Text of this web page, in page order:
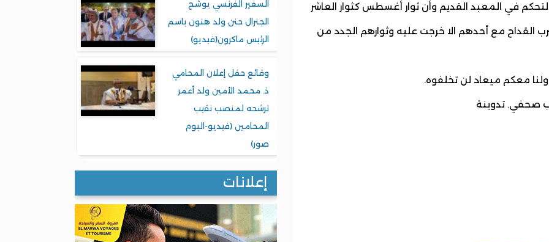
في المعبد القديم وأن ثوار أغسطس كثوار العاشر
القداح مع أحدهم الا خرجت عليه وثوارهم الجدد من
ولنا معكم ميعاد لن تخلفوه.
صحفي. تدوينة
السفير الفرنسي يوشّح
الجنرال حنن ولد هنون باسم
الرئيس ماكرون(فيديو)
وقائع حفل إعلان المحامي
ذ. محمد الأمين ولد أعمر
ترشحه لمنصب نقيب
المحامين (فيديو-البوم
صور)
إعلانات